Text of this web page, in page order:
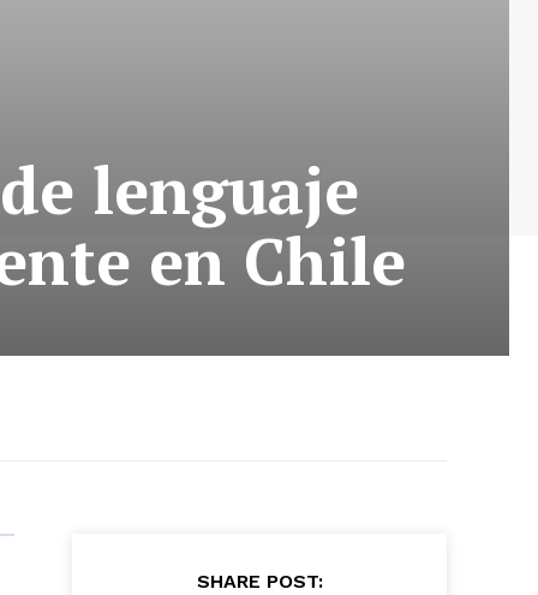
lenguaje
en Chile
SHARE POST: